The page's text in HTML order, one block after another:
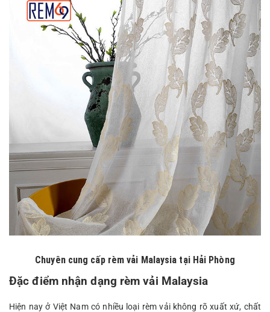
Chuyên cung cấp rèm vải Malaysia tại Hải Phòng
Đặc điểm nhận dạng rèm vải Malaysia
Hiện nay ở Việt Nam có nhiều loại rèm vải không rõ xuất xứ, chất